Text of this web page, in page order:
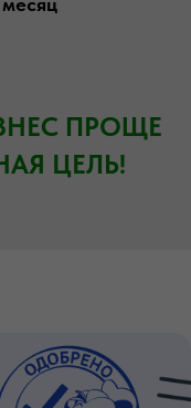
ПРОЩЕ
ЦЕЛЬ!